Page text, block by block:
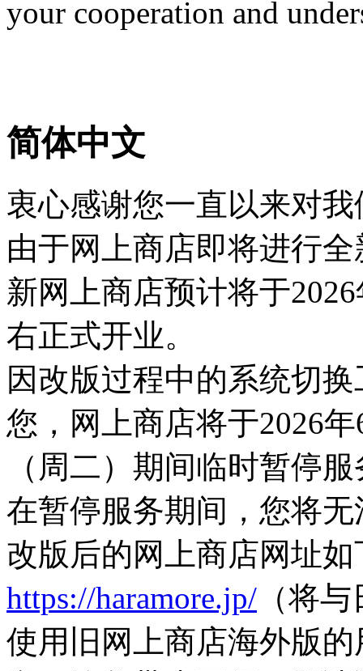
your cooperation and
简体中文
衷心感谢您一直以来对
由于网上商店即将进行
新网上商店预计将于
右正式开业。
因改版过程中的系统切
您，网上商店将于2026
（周二）期间临时暂停
在暂停服务期间，您将
改版后的网上商店网址如
https://haramore.jp/ （将
使用旧网上商店海外版